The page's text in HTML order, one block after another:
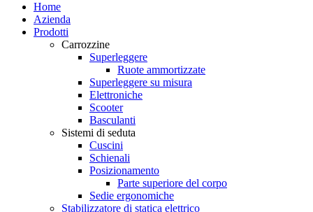
Home
Azienda
Prodotti
Carrozzine
Superleggere
Ruote ammortizzate
Superleggere su misura
Elettroniche
Scooter
Basculanti
Sistemi di seduta
Cuscini
Schienali
Posizionamento
Parte superiore del corpo
Sedie ergonomiche
Stabilizzatore di statica elettrico